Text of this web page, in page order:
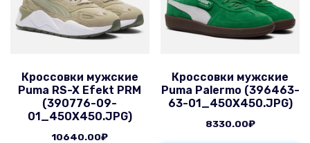
Кроссовки мужские
Puma RS-X Efekt PRM
(390776-09-
01_450X450.JPG)
10640.00₽
Кроссовки мужские
Puma Palermo (396463-
63-01_450X450.JPG)
8330.00₽